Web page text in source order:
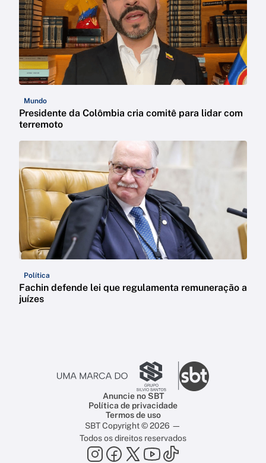
Mundo
Presidente da Colômbia cria comitê para lidar com
terremoto
Política
Fachin defende lei que regulamenta remuneração a
juízes
Anuncie no SBT
Política de privacidade
Termos de uso
SBT Copyright © 2026 —
Todos os direitos reservados